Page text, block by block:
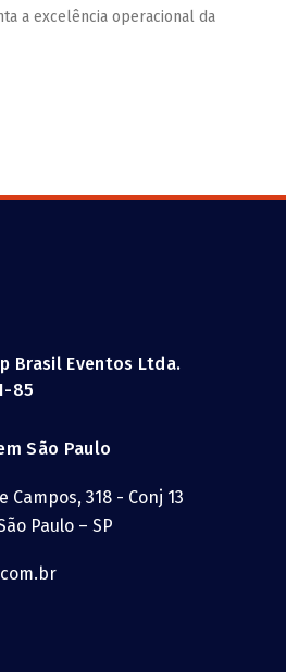
a excelência operacional da
Brasil Eventos Ltda.
85
São Paulo
Campos, 318 - Conj 13
Paulo – SP